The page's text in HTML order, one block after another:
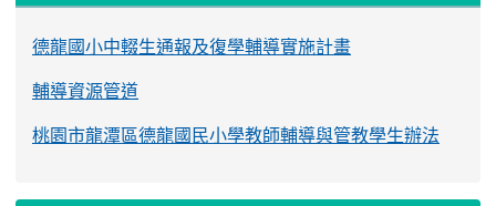
德龍國小中輟生通報及復學輔導實施計畫
輔導資源管道
桃園市龍潭區德龍國民小學教師輔導與管教學生辦法